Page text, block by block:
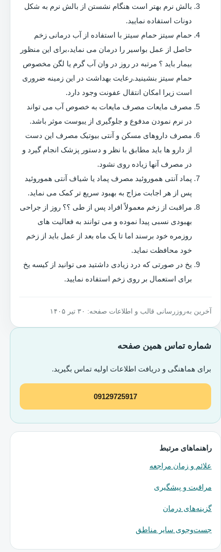
بالش نرم بهتر است هنگام نشستن از بالش نرم به شکل
دونات استفاده نمایید.
حمام سیتز حمام سیتز با استفاده از آب درمانی زخم
حاصل از عمل بواسیر را درمان می نماید،برای این منظور
بیمار باید ؟ مرتبه در روز در وان آب گرم یا لگن مخصوص
حمام سیتز بنشینید.رعایت بهداشت در این زمینه ضروری
است زیرا امکان انتقال عفونت وجود دارد.
مصرف مایعات مصرف مایعات به خصوص آب می تواند
در نرم نمودن مدفوع و جلوگیری از یبوست موثر باشد.
مصرف داروهای مسکن و آنتی بیوتیک مصرف این دست
از دارو ها باید مطابق با نظر و دستور پزشک انجام گیرد و
در مصرف آنها زیاده روی نشود.
پماد آنتی هموروئید مصرف پماد یا شیاف آنتی هموروئید
پس از هر اجابت مزاج به بهبود سریع تر کمک می نماید.
مراقبت از زخم معمولاً افراد پس از طی ؟؟ روز از جراحی
بهبودی نسبی پیدا نموده و می توانند به فعالیت های
روزمره خود برسند اما تا یک ماه بعد از عمل باید از زخم
خود محافظت نماید.
یخ در صورتی که درد زیادی داشتید می توانید از کیسه یخ
برای استعمال بر روی زخم استفاده نمایید.
آخرین به‌روزرسانی قالب و اطلاعات صفحه: ۳۰ تیر ۱۴۰۵
شماره تماس همین صفحه
برای هماهنگی و دریافت اطلاعات اولیه تماس بگیرید.
09129725917
راهنماهای مرتبط
علائم و زمان مراجعه
مراقبت و پیشگیری
گزینه‌های درمان
جست‌وجوی سایر مناطق